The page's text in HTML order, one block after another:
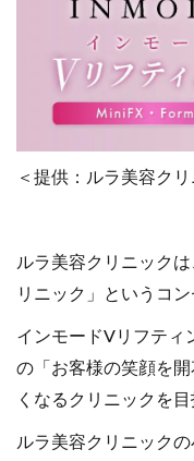
＜提供：ルラ美容クリ
ルラ美容クリニック
リニック」というコ
インモードVリフティ
の「お客様の笑顔を
くなるクリニックを目
ルラ美容クリニック